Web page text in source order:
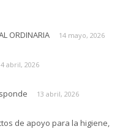
ORDINARIA 14 mayo, 2026
abril, 2026
13 abril, 2026
de apoyo para la higiene,